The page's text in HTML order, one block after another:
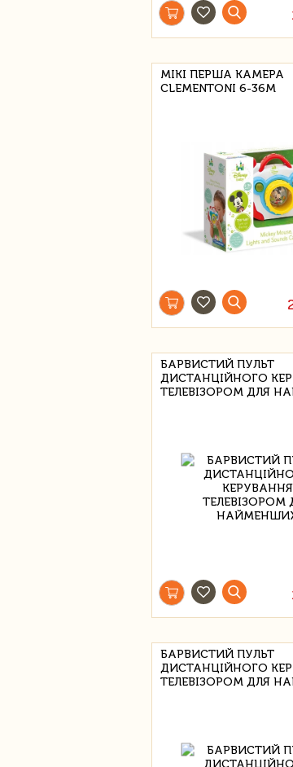
MIKI ПЕРША КАМЕРА
CLEMENTONI 6-36M
БАРВИСТИЙ ПУЛЬТ
ДИСТАНЦІЙНОГО
ТЕЛЕВІЗОРОМ ДЛЯ
БАРВИСТИЙ ПУЛЬТ
ДИСТАНЦІЙНОГО
ТЕЛЕВІЗОРОМ ДЛЯ